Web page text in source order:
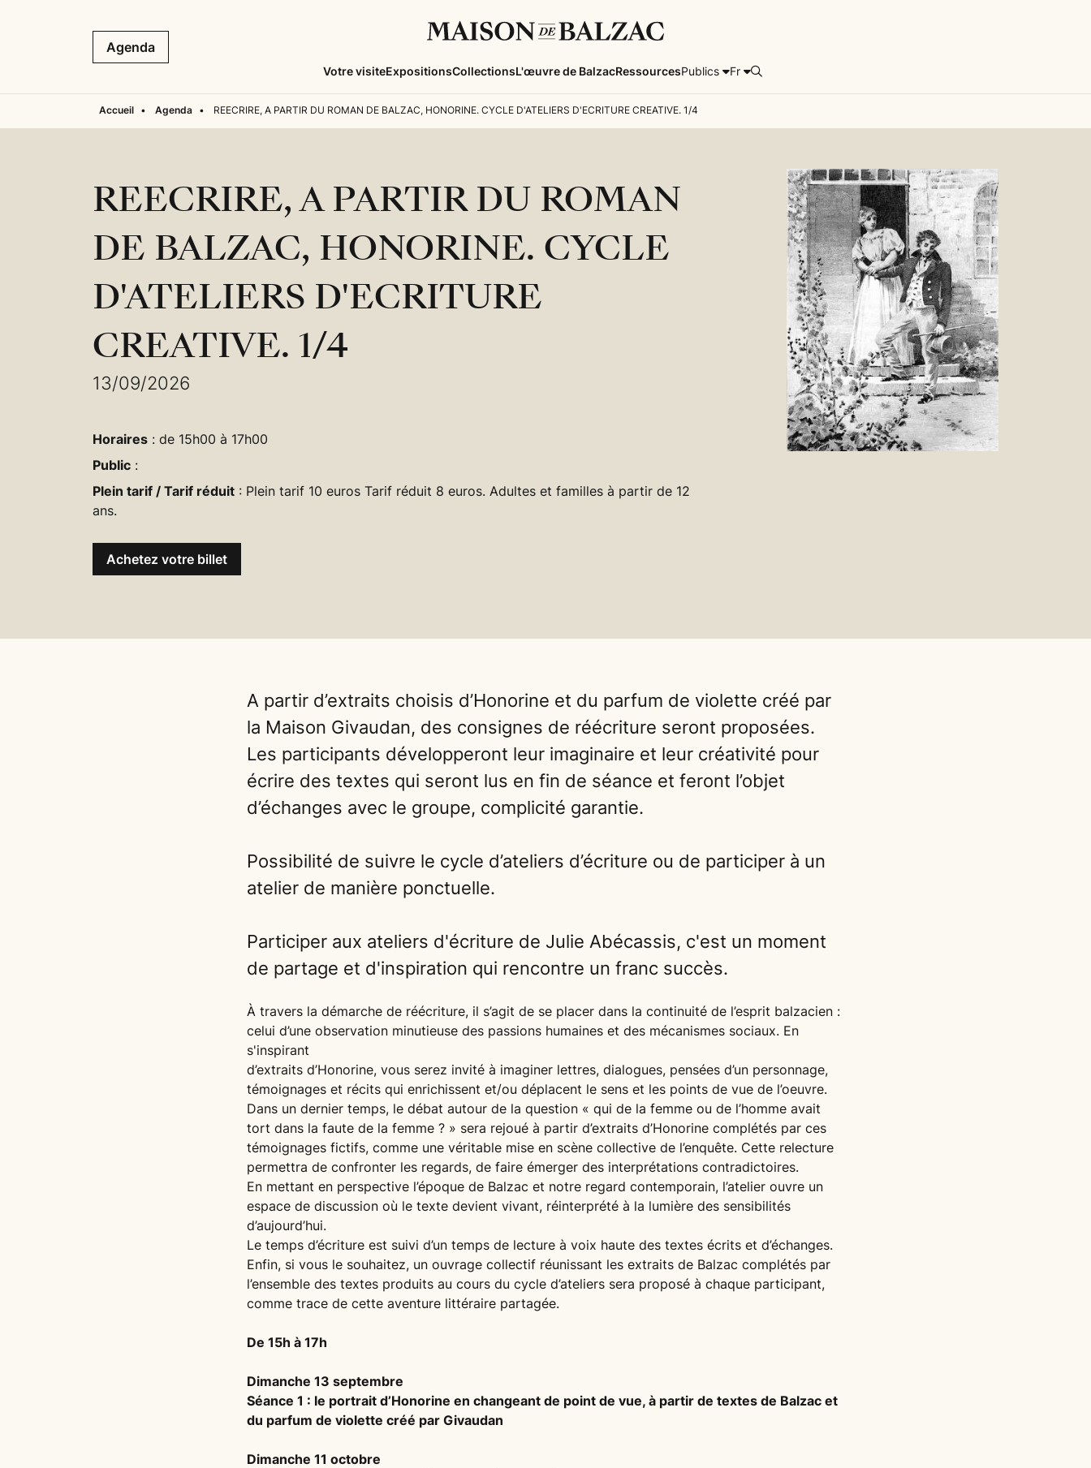
Votre visiteExpositionsCollectionsL'œuvre de BalzacRessourcesPublics Fr Rechercher
Agenda
Accueil • Agenda • REECRIRE, A PARTIR DU ROMAN DE BALZAC, HONORINE. CYCLE D'ATELIERS D'ECRITURE CREATIVE. 1/4
REECRIRE, A PARTIR DU ROMAN
DE BALZAC, HONORINE. CYCLE
D'ATELIERS D'ECRITURE
CREATIVE. 1/4
13/09/2026
Horaires : de 15h00 à 17h00
Public :
Plein tarif / Tarif réduit : Plein tarif 10 euros Tarif réduit 8 euros. Adultes et familles à partir de 12
ans.
Achetez votre billet
A partir d’extraits choisis d’Honorine et du parfum de violette créé par
la Maison Givaudan, des consignes de réécriture seront proposées.
Les participants développeront leur imaginaire et leur créativité pour
écrire des textes qui seront lus en fin de séance et feront l’objet
d’échanges avec le groupe, complicité garantie.
Possibilité de suivre le cycle d’ateliers d’écriture ou de participer à un
atelier de manière ponctuelle.
Participer aux ateliers d'écriture de Julie Abécassis, c'est un moment
de partage et d'inspiration qui rencontre un franc succès.
À travers la démarche de réécriture, il s’agit de se placer dans la continuité de l’esprit balzacien :
celui d’une observation minutieuse des passions humaines et des mécanismes sociaux. En
s'inspirant
d’extraits d’Honorine, vous serez invité à imaginer lettres, dialogues, pensées d’un personnage,
témoignages et récits qui enrichissent et/ou déplacent le sens et les points de vue de l’oeuvre.
Dans un dernier temps, le débat autour de la question « qui de la femme ou de l’homme avait
tort dans la faute de la femme ? » sera rejoué à partir d’extraits d’Honorine complétés par ces
témoignages fictifs, comme une véritable mise en scène collective de l’enquête. Cette relecture
permettra de confronter les regards, de faire émerger des interprétations contradictoires.
En mettant en perspective l’époque de Balzac et notre regard contemporain, l’atelier ouvre un
espace de discussion où le texte devient vivant, réinterprété à la lumière des sensibilités
d’aujourd’hui.
Le temps d’écriture est suivi d’un temps de lecture à voix haute des textes écrits et d’échanges.
Enfin, si vous le souhaitez, un ouvrage collectif réunissant les extraits de Balzac complétés par
l’ensemble des textes produits au cours du cycle d’ateliers sera proposé à chaque participant,
comme trace de cette aventure littéraire partagée.
De 15h à 17h
Dimanche 13 septembre
Séance 1 : le portrait d’Honorine en changeant de point de vue, à partir de textes de Balzac et
du parfum de violette créé par Givaudan
Dimanche 11 octobre